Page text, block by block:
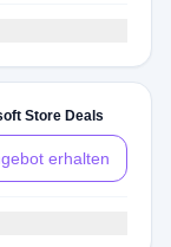
Store Deals
erhalten